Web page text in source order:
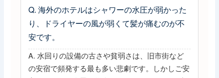
Q. 海外のホテルはシャワーの水圧が弱かった
り、ドライヤーの風が弱くて髪が痛むのが不
安です。
A. 水回りの設備の古さや貧弱さは、旧市街など
の安宿で頻発する最も多い悲劇です。しかしご安